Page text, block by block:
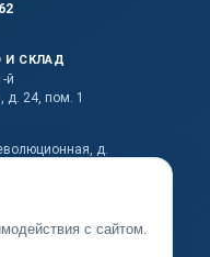
И СКЛАД
й
д. 24, пом. 1
д.
с сайтом.